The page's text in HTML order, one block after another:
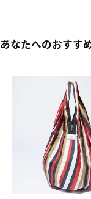
あなたへのおすす